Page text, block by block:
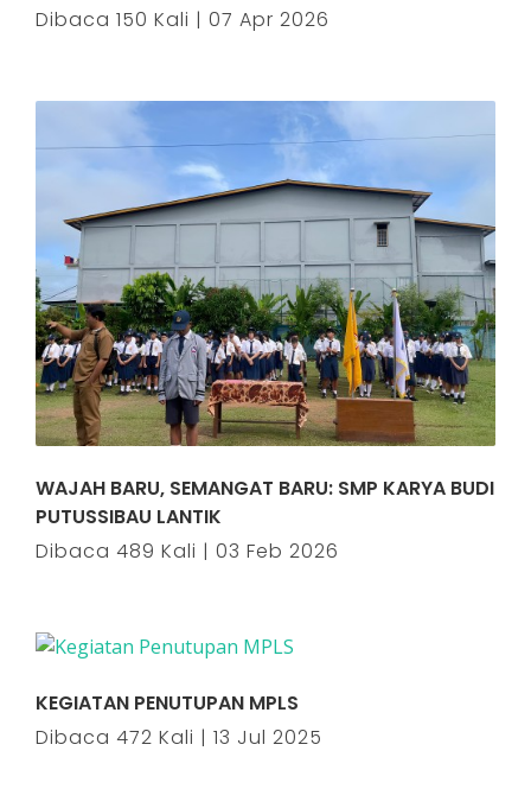
Dibaca 150 Kali | 07 Apr 2026
WAJAH BARU, SEMANGAT BARU: SMP KARYA BUDI
PUTUSSIBAU LANTIK
Dibaca 489 Kali | 03 Feb 2026
KEGIATAN PENUTUPAN MPLS
Dibaca 472 Kali | 13 Jul 2025